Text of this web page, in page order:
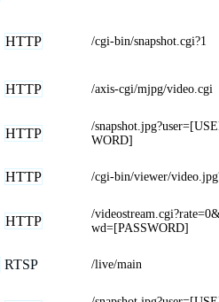
HTTP /cgi-bin/snapshot.cgi?1
HTTP /axis-cgi/mjpg/video.cgi
HTTP
/
WORD]
HTTP /cgi-bin/viewer/
HTTP
/
wd=[PASSWORD]
RTSP /live/main